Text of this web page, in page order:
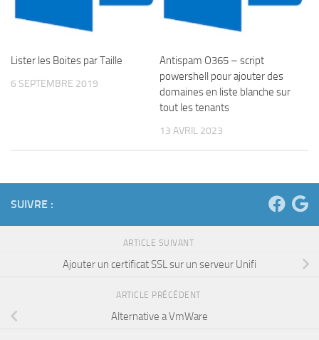
Lister les Boites par Taille
6 SEPTEMBRE 2019
Antispam O365 – script
powershell pour ajouter des
domaines en liste blanche sur
tout les tenants
13 AVRIL 2023
SUIVRE :
ARTICLE SUIVANT
Ajouter un certificat SSL sur un serveur Unifi
ARTICLE PRÉCÉDENT
Alternative a VmWare